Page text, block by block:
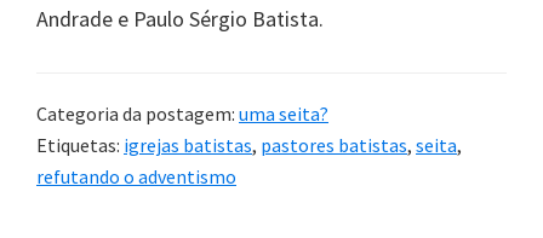
Andrade e Paulo Sérgio Batista.
Categoria da postagem: uma seita?
Etiquetas: igrejas batistas, pastores batistas, seita,
refutando o adventismo